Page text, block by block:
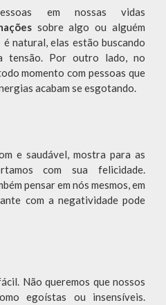
em nossas vidas
sobre algo ou alguém
natural, elas estão buscando
tensão. Por outro lado, no
momento com pessoas que
acabam se esgotando.
e saudável, mostra para as
com sua felicidade.
pensar em nós mesmos, em
com a negatividade pode
Não queremos que nossos
egoístas ou insensíveis.